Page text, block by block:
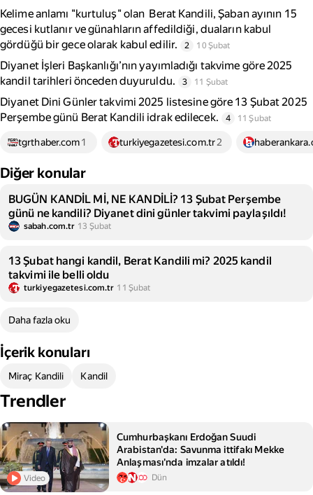
Kelime anlamı "kurtuluş" olan Berat Kandili, Şaban ayının 15
gecesi kutlanır ve günahların affedildiği, duaların kabul
gördüğü bir gece olarak kabul edilir.
2 10 Şubat
Diyanet İşleri Başkanlığı’nın yayımladığı takvime göre 2025
kandil tarihleri önceden duyuruldu.
3 11 Şubat
Diyanet Dini Günler takvimi 2025 listesine göre 13 Şubat 2025
Perşembe günü Berat Kandili idrak edilecek.
4 11 Şubat
tgrthaber.com1 turkiyegazetesi.com.tr2
Diğer konular
BUGÜN KANDİL Mİ, NE KANDİLİ? 13 Şubat Perşembe
günü ne kandili? Diyanet dini günler takvimi paylaşıldı!
sabah.com.tr 13 Şubat
13 Şubat hangi kandil, Berat Kandili mi? 2025 kandil
takvimi ile belli oldu
turkiyegazetesi.com.tr 11 Şubat
Daha fazla oku
İçerik konuları
Miraç Kandili Kandil
Trendler
Video
Cumhurbaşkanı Erdoğan Suudi
Arabistan'da: Savunma ittifakı Mekke
Anlaşması'nda imzalar atıldı!
Dün